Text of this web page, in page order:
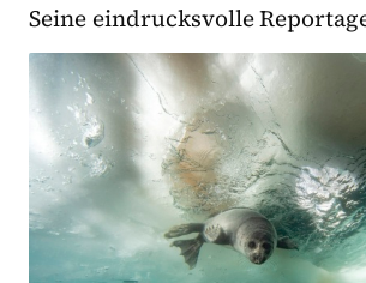
Seine eindrucksvolle